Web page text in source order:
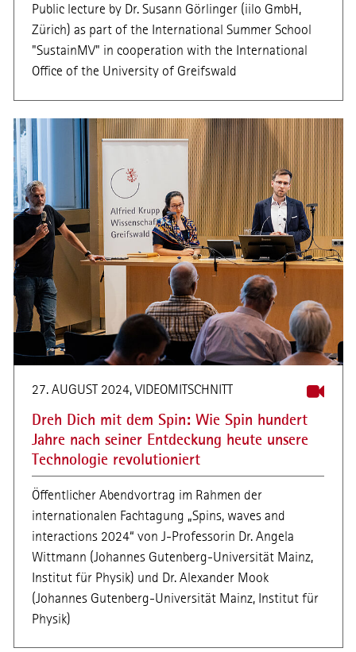
Public lecture by Dr. Susann Görlinger (iilo GmbH,
Zürich) as part of the International Summer School
"SustainMV" in cooperation with the International
Office of the University of Greifswald
27. AUGUST 2024, VIDEOMITSCHNITT
Dreh Dich mit dem Spin: Wie Spin hundert
Jahre nach seiner Entdeckung heute unsere
Technologie revolutioniert
Öffentlicher Abendvortrag im Rahmen der
internationalen Fachtagung „Spins, waves and
interactions 2024“ von J-Professorin Dr. Angela
Wittmann (Johannes Gutenberg-Universität Mainz,
Institut für Physik) und Dr. Alexander Mook
(Johannes Gutenberg-Universität Mainz, Institut für
Physik)